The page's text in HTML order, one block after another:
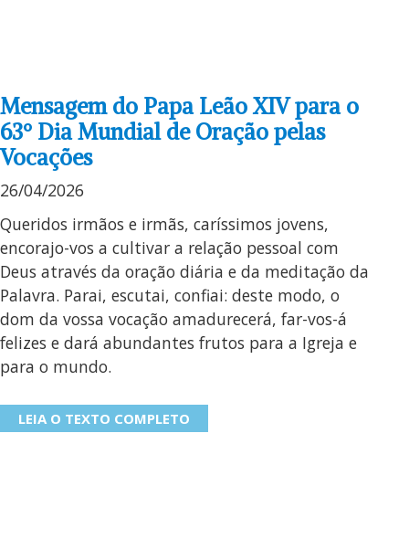
Mensagem do Papa Leão XIV para o
63º Dia Mundial de Oração pelas
Vocações
26/04/2026
Queridos irmãos e irmãs, caríssimos jovens,
encorajo-vos a cultivar a relação pessoal com
Deus através da oração diária e da meditação da
Palavra. Parai, escutai, confiai: deste modo, o
dom da vossa vocação amadurecerá, far-vos-á
felizes e dará abundantes frutos para a Igreja e
para o mundo.
LEIA O TEXTO COMPLETO